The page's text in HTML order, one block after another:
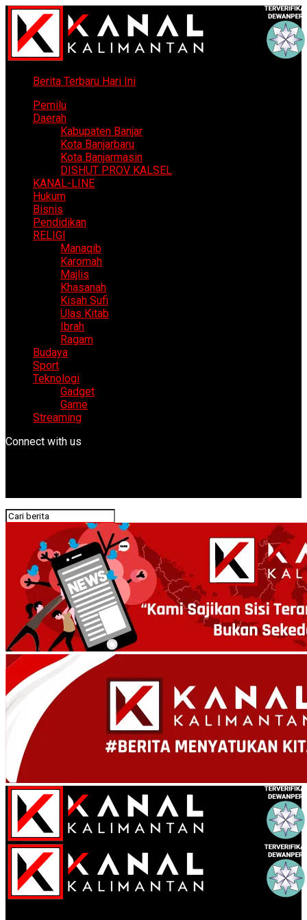
Berita Terbaru Hari Ini
Pemilu
Daerah
Kabupaten Banjar
Kota Banjarbaru
Kota Banjarmasin
DISHUT PROV KALSEL
KANAL-LINE
Hukum
Bisnis
Pendidikan
RELIGI
Manaqib
Karomah
Majlis
Khasanah
Kisah Sufi
Ulas Kitab
Ibrah
Ragam
Budaya
Sport
Teknologi
Gadget
Game
Streaming
Connect with us